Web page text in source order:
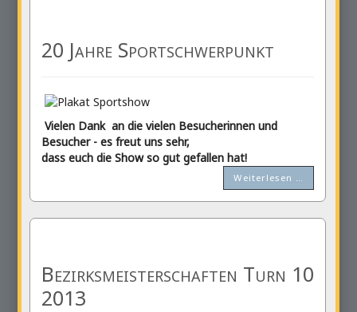
20 Jahre Sportschwerpunkt
Vielen Dank an die vielen Besucherinnen und
Besucher - es freut uns sehr,
dass euch die Show so gut gefallen hat!
Weiterlesen …
Bezirksmeisterschaften Turn 10
2013